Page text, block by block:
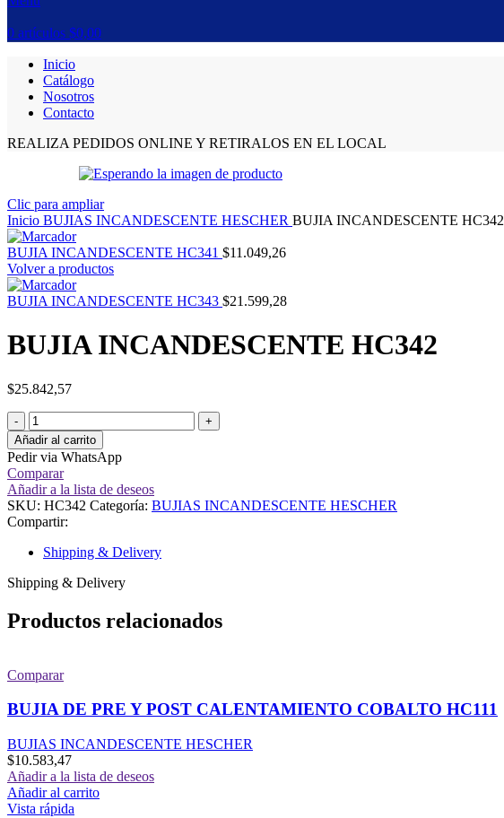
0 artículos $0,00
Inicio
Catálogo
Nosotros
Contacto
REALIZA PEDIDOS ONLINE Y RETIRALOS EN EL LOCAL
Clic para ampliar
Inicio BUJIAS INCANDESCENTE HESCHER BUJIA INCANDESCENTE HC342
BUJIA INCANDESCENTE HC341 $11.049,26
Volver a productos
BUJIA INCANDESCENTE HC343 $21.599,28
BUJIA INCANDESCENTE HC342
$25.842,57
BUJIA
INCANDESCENTE
HC342
cantidad
Añadir al carrito
Pedir via WhatsApp
Comparar
Añadir a la lista de deseos
SKU: HC342 Categoría: BUJIAS INCANDESCENTE HESCHER
Compartir:
Shipping & Delivery
Shipping & Delivery
Productos relacionados
Comparar
BUJIA DE PRE Y POST CALENTAMIENTO COBALTO HC111
BUJIAS INCANDESCENTE HESCHER
$10.583,47
Añadir a la lista de deseos
Añadir al carrito
Vista rápida